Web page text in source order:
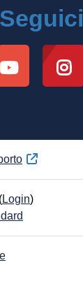
Seguici
Login)